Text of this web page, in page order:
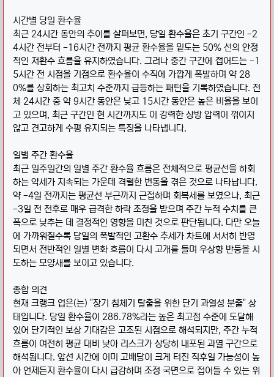
시간별 당일 환수율
최근 24시간 동안의 추이를 살펴보면, 당일 환수율은 초기 구간인 -2
4시간 전부터 -16시간 전까지 평균 환수율을 밑도는 50% 선의 안정
적인 저환수 흐름을 유지하였습니다. 그러나 중간 구간에 접어드는 -1
5시간 전 시점을 기점으로 환수율이 수직에 가깝게 폭발하며 약 28
0%를 상회하는 최고치 수준까지 급등하는 패턴을 기록하였습니다. 전
체 24시간 중 약 9시간 동안은 낮고 15시간 동안은 높은 비율을 보이
고 있으며, 최근 구간인 현 시간까지도 이 강력한 상방 압력이 꺾이지
않고 견고하게 수평 유지되는 특징을 나타냅니다.
일별 주간 환수율
최근 일주일간의 일별 주간 환수율 흐름은 전체적으로 평균선을 하회
하는 약세가 지속되는 가운데 격렬한 변동을 겪은 것으로 나타납니다.
약 -4일 전까지는 평균선 부근까지 근접하며 회복세를 보였으나, 최근
-3일 전 전후로 매우 급격한 하락 조정을 받으며 주간 누적 수치를 큰
폭으로 낮추는 데 결정적인 영향을 미친 것으로 판단됩니다. 다만 오늘
에 가까워질수록 당일의 폭발적인 고환수 추세가 차트에 서서히 반영
되면서 전반적인 일별 변화 흐름이 다시 고개를 들며 우상향 반등을 시
도하는 모양새를 보이고 있습니다.
종합 의견
현재 크랭크 업은(는) "장기 침체기 탈출을 위한 단기 과열성 분출" 상
태입니다. 당일 환수율이 286.78%라는 높은 최고점 수준에 도달해
있어 단기적인 보상 기대감은 고조된 시점으로 해석되지만, 주간 누적
흐름이 여전히 평균 대비 낮아 리스크가 상당히 내포된 과열 구간으로
해석됩니다. 앞선 시간에 이미 고배당이 크게 터진 직후일 가능성이 높
아 언제든지 환수율이 다시 급감하며 조정 국면으로 접어들 수 있는 위